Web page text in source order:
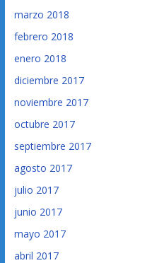
marzo 2018
febrero 2018
enero 2018
diciembre 2017
noviembre 2017
octubre 2017
septiembre 2017
agosto 2017
julio 2017
junio 2017
mayo 2017
abril 2017